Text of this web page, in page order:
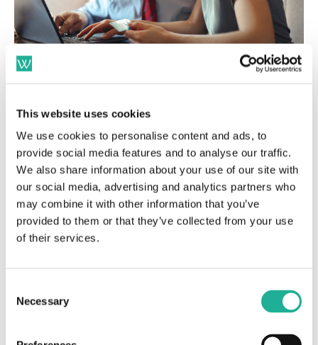
This website uses cookies
We use cookies to personalise content and ads, to
provide social media features and to analyse our traffic.
We also share information about your use of our site with
our social media, advertising and analytics partners who
may combine it with other information that you’ve
provided to them or that they’ve collected from your use
of their services.
Selection
Necessary
Generation Y und Z: eine
Bereicherung für Baby Boomers
Generation Y und Generation Z sind – wie bereits
erwähnt – mit digitalen Werkzeugen und Plattformen
aufgewachsen. Sie sind Teil ihres Lebens. Für Baby
Boomer sind sie daher eine wertvolle Ressource.
Arbeitsumgebung zurechtzufinden. Durch Dialog und
Austausch profitieren Baby Boomer von dem
Verständnis jüngerer Generationen für die digitale